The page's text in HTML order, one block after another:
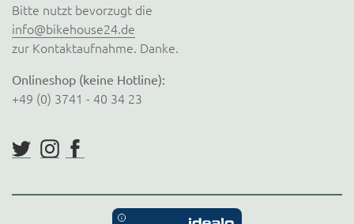
Bitte nutzt bevorzugt die
info@bikehouse24.de
zur Kontaktaufnahme. Danke.
Onlineshop (keine Hotline):
+49 (0) 3741 - 40 34 23